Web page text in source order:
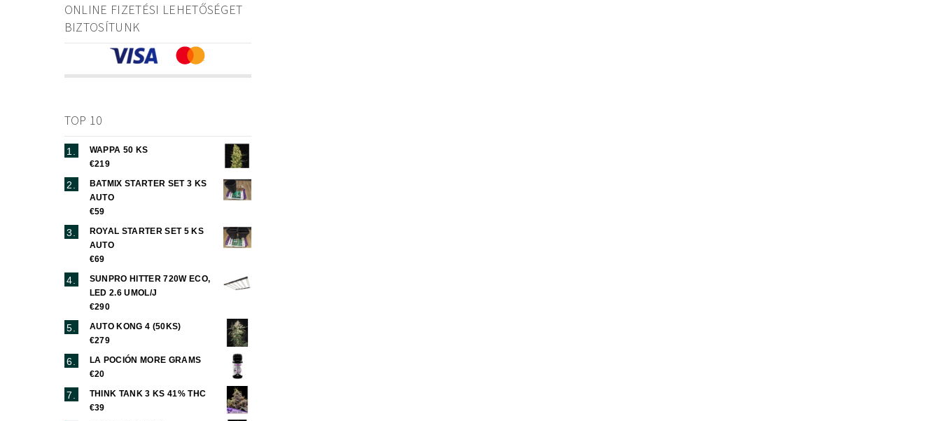
ONLINE FIZETÉSI LEHETŐSÉGET
BIZTOSÍTUNK
TOP 10
WAPPA 50 KS
€219
BATMIX STARTER SET 3 KS
AUTO
€59
ROYAL STARTER SET 5 KS
AUTO
€69
SUNPRO HITTER 720W ECO,
LED 2.6 UMOL/J
€290
AUTO KONG 4 (50KS)
€279
LA POCIÓN MORE GRAMS
€20
THINK TANK 3 KS 41% THC
€39